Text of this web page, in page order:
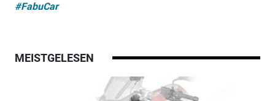
#FabuCar
MEISTGELESEN